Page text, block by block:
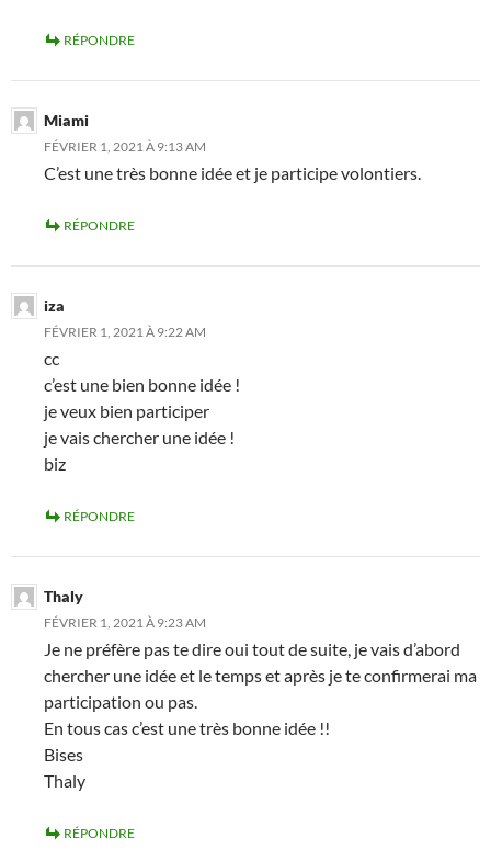
RÉPONDRE
Miami
FÉVRIER 1, 2021 À 9:13 AM
C’est une très bonne idée et je participe volontiers.
RÉPONDRE
iza
FÉVRIER 1, 2021 À 9:22 AM
cc
c’est une bien bonne idée !
je veux bien participer
je vais chercher une idée !
biz
RÉPONDRE
Thaly
FÉVRIER 1, 2021 À 9:23 AM
Je ne préfère pas te dire oui tout de suite, je vais d’abord
chercher une idée et le temps et après je te confirmerai ma
participation ou pas.
En tous cas c’est une très bonne idée !!
Bises
Thaly
RÉPONDRE